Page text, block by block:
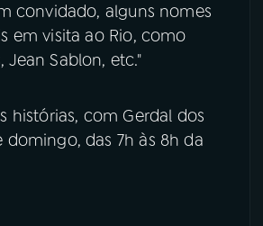
convidado, alguns nomes
em visita ao Rio, como
Jean Sablon, etc."
histórias, com Gerdal dos
domingo, das 7h às 8h da